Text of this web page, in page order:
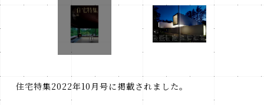
住宅特集2022年10月号に掲載されました。